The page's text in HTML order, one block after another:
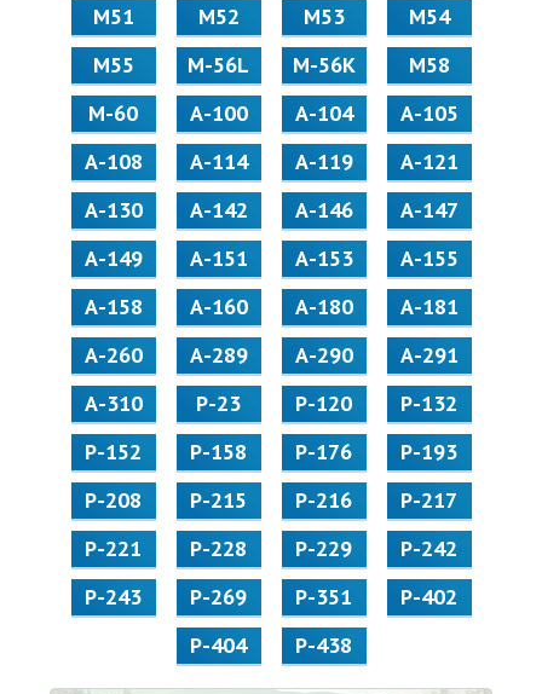
М51
М52 М53
М54
М55
M-56L M-56K
М58
M-60
А-100 А-104
А-105
А-108
А-114 А-119
А-121
А-130
А-142 А-146
А-147
А-149
А-151 А-153
А-155
А-158
А-160 А-180
А-181
А-260
А-289 А-290
А-291
А-310
Р-23 Р-120
Р-132
Р-152
Р-158 Р-176
Р-193
Р-208
Р-215 Р-216
Р-217
Р-221
Р-228 Р-229
Р-242
Р-243
Р-269 Р-351
Р-402
Р-404
Р-438